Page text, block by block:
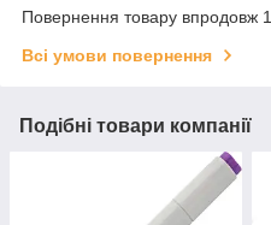
Повернення товару впродовж
Всі умови повернення
Подібні товари компанії